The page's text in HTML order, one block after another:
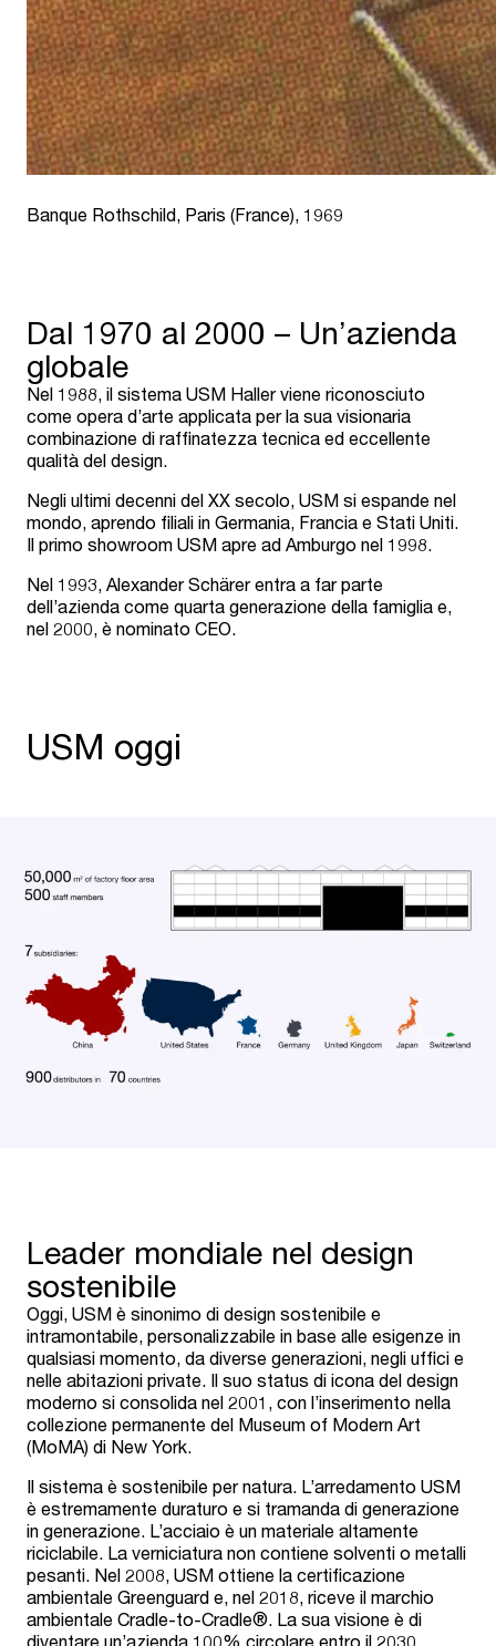
Banque Rothschild, Paris (France), 1969
Dal 1970 al 2000 – Un’azienda
globale
Nel 1988, il sistema USM Haller viene riconosciuto
come opera d’arte applicata per la sua visionaria
combinazione di raffinatezza tecnica ed eccellente
qualità del design.
Negli ultimi decenni del XX secolo, USM si espande nel
mondo, aprendo filiali in Germania, Francia e Stati Uniti.
Il primo showroom USM apre ad Amburgo nel 1998.
Nel 1993, Alexander Schärer entra a far parte
dell’azienda come quarta generazione della famiglia e,
nel 2000, è nominato CEO.
USM oggi
Leader mondiale nel design
sostenibile
Oggi, USM è sinonimo di design sostenibile e
intramontabile, personalizzabile in base alle esigenze in
qualsiasi momento, da diverse generazioni, negli uffici e
nelle abitazioni private. Il suo status di icona del design
moderno si consolida nel 2001, con l’inserimento nella
collezione permanente del Museum of Modern Art
(MoMA) di New York.
Il sistema è sostenibile per natura. L’arredamento USM
è estremamente duraturo e si tramanda di generazione
in generazione. L’acciaio è un materiale altamente
riciclabile. La verniciatura non contiene solventi o metalli
pesanti. Nel 2008, USM ottiene la certificazione
ambientale Greenguard e, nel 2018, riceve il marchio
ambientale Cradle-to-Cradle®. La sua visione è di
diventare un’azienda 100% circolare entro il 2030.